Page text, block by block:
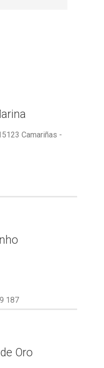
Camariñas -
187
Oro